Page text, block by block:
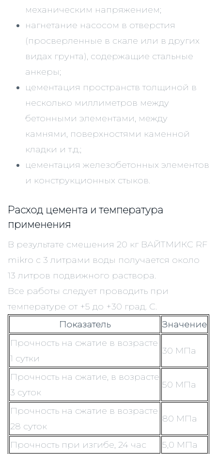
механическим напряжением;
нагнетание насосом в отверстия
(просверленные в скале или в других
видах грунта), содержащие стальные
анкеры;
цементация пространств толщиной в
несколько миллиметров между
бетонными элементами, между
камнями, поверхностями каменной
кладки и т.д.;
цементация железобетонных элементов
и конструкционных стыков.
Расход цемента и температура
применения
В результате смешения 20 кг ВАЙТМИКС RF
mikro с 3 литрами воды получается около
13 литров подвижного раствора.
Все работы следует проводить при
температуре от +5 до +30 град. С.
Показатель
Значение
Прочность на сжатие в возрасте
1 сутки
30 МПа
Прочность на сжатие, в возрасте
3 суток
50 МПа
Прочность на сжатие в возрасте
28 суток
80 МПа
Прочность при изгибе, 24 час 5,0 МПа